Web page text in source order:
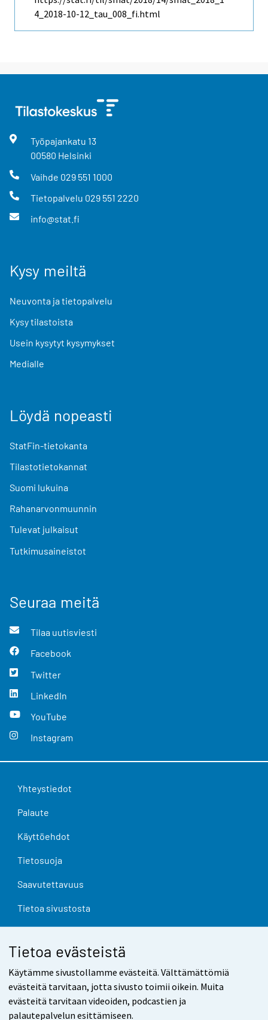
Tietoa evästeistä
Käytämme sivustollamme evästeitä. Välttämättömiä
evästeitä tarvitaan, jotta sivusto toimii oikein. Muita
evästeitä tarvitaan videoiden, podcastien ja
palautepalvelun esittämiseen.
4_2018-10-12_tau_008_fi.html
Työpajankatu 13
00580 Helsinki
Vaihde 029 551 1000
Tietopalvelu 029 551 2220
info@stat.fi
Kysy meiltä
Neuvonta ja tietopalvelu
Kysy tilastoista
Usein kysytyt kysymykset
Medialle
Löydä nopeasti
StatFin-tietokanta
Tilastotietokannat
Suomi lukuina
Rahanarvonmuunnin
Tulevat julkaisut
Tutkimusaineistot
Seuraa meitä
Tilaa uutisviesti
Facebook
Twitter
LinkedIn
YouTube
Instagram
Yhteystiedot
Palaute
Käyttöehdot
Tietosuoja
Saavutettavuus
Tietoa sivustosta